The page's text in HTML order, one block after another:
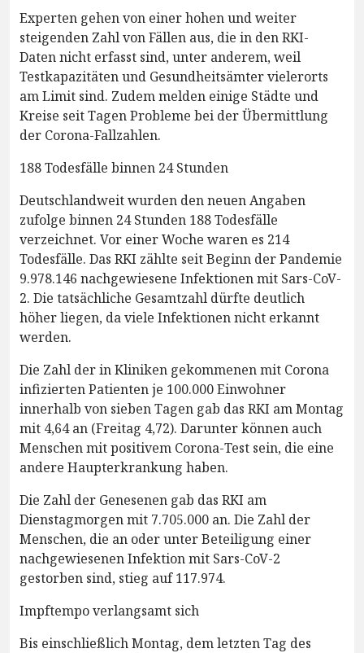
Experten gehen von einer hohen und weiter
steigenden Zahl von Fällen aus, die in den RKI-
Daten nicht erfasst sind, unter anderem, weil
Testkapazitäten und Gesundheitsämter vielerorts
am Limit sind. Zudem melden einige Städte und
Kreise seit Tagen Probleme bei der Übermittlung
der Corona-Fallzahlen.
188 Todesfälle binnen 24 Stunden
Deutschlandweit wurden den neuen Angaben
zufolge binnen 24 Stunden 188 Todesfälle
verzeichnet. Vor einer Woche waren es 214
Todesfälle. Das RKI zählte seit Beginn der Pandemie
9.978.146 nachgewiesene Infektionen mit Sars-CoV-
2. Die tatsächliche Gesamtzahl dürfte deutlich
höher liegen, da viele Infektionen nicht erkannt
werden.
Die Zahl der in Kliniken gekommenen mit Corona
infizierten Patienten je 100.000 Einwohner
innerhalb von sieben Tagen gab das RKI am Montag
mit 4,64 an (Freitag 4,72). Darunter können auch
Menschen mit positivem Corona-Test sein, die eine
andere Haupterkrankung haben.
Die Zahl der Genesenen gab das RKI am
Dienstagmorgen mit 7.705.000 an. Die Zahl der
Menschen, die an oder unter Beteiligung einer
nachgewiesenen Infektion mit Sars-CoV-2
gestorben sind, stieg auf 117.974.
Impftempo verlangsamt sich
Bis einschließlich Montag, dem letzten Tag des